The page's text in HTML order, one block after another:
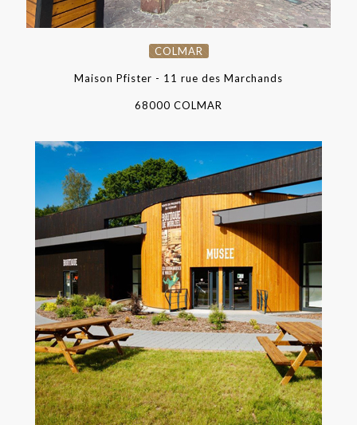
COLMAR
Maison Pfister - 11 rue des Marchands
68000 COLMAR
CHÂTENOIS